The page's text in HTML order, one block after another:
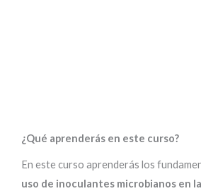
¿Qué aprenderás en este curso?
En este curso aprenderás los
uso de inoculantes microbianos en